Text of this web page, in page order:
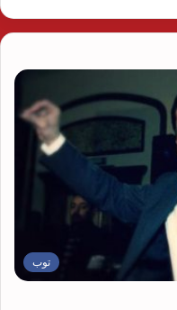
توب